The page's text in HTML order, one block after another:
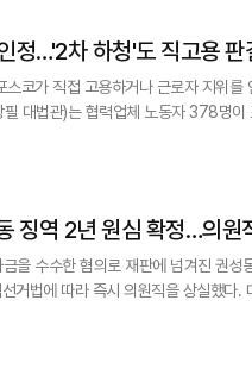
정…'2차 하청'도 직고용 판
코가 직접 고용하거나 근로자 지위를
맡은 포스코엠텍 소속 4명은 포스
징역 2년 원심 확정…의원
을 수수한 혐의로 재판에 넘겨진 권
원직을 상실했다. 대법원 2부(주심 엄상필 대법관)는 16일
고심에서 징역 2년과 추징금 1억원을